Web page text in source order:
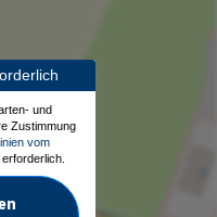
und
Zustimmung
vom
erforderlich.